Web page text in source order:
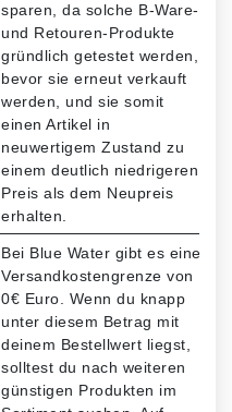
sparen, da solche B-Ware-
und Retouren-Produkte
gründlich getestet werden,
bevor sie erneut verkauft
werden, und sie somit
einen Artikel in
neuwertigem Zustand zu
einem deutlich niedrigeren
Preis als dem Neupreis
erhalten.
Bei Blue Water gibt es eine
Versandkostengrenze von
0€ Euro. Wenn du knapp
unter diesem Betrag mit
deinem Bestellwert liegst,
solltest du nach weiteren
günstigen Produkten im